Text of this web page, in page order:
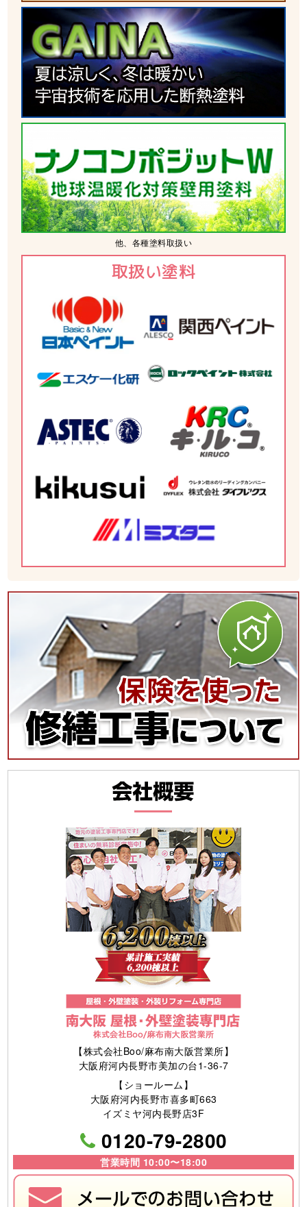
他、各種塗料取扱い
取扱い塗料
【株式会社Boo/麻布南大阪営業所】
大阪府河内長野市美加の台1-36-7
【ショールーム】
大阪府河内長野市喜多町663
イズミヤ河内長野店3F
0120-79-2800
営業時間 10:00〜18:00